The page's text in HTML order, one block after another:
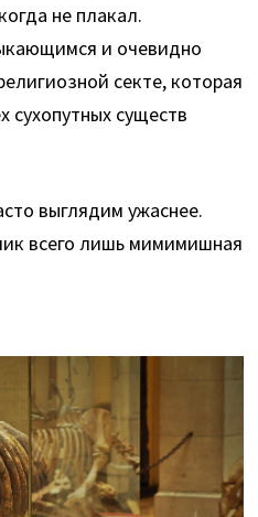
не плакал.
и очевидно
секте, которая
сухопутных существ
выглядим ужаснее.
всего лишь мимимишная